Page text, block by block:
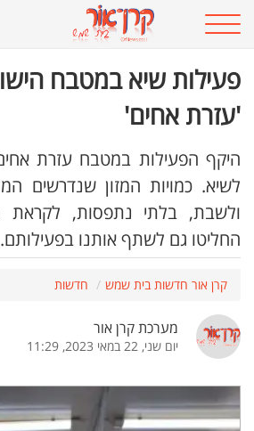
פעילות שיא במטבח
'עזרת אחים'
היקף הפעילות במטבח עזרת
לשיא. כמויות המזון שנדרשים
ולשבת, בלתי נתפסות,
החליטו גם לשתף אותנו בפעילותם.
קרן אור חדשות בית שמש חדשות
מערכת קרן אור
יום שני, 22 במאי 2023, 11:29